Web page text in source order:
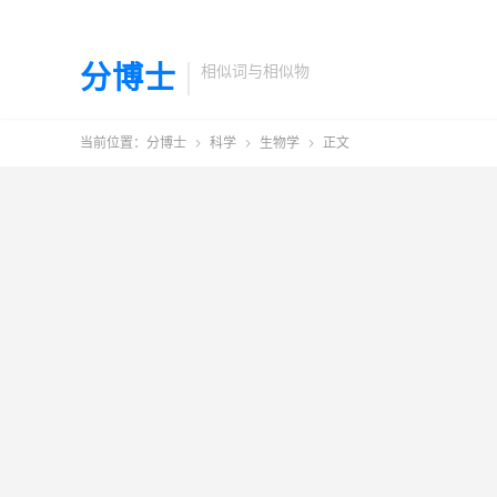
分博士 相似词与相似物
当前位置： 分博士  科学  生物学  正文